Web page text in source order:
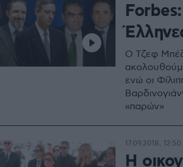
Ο Τζεφ
ενώ οι
«παρών»
Η
17.09.2018, 12:50